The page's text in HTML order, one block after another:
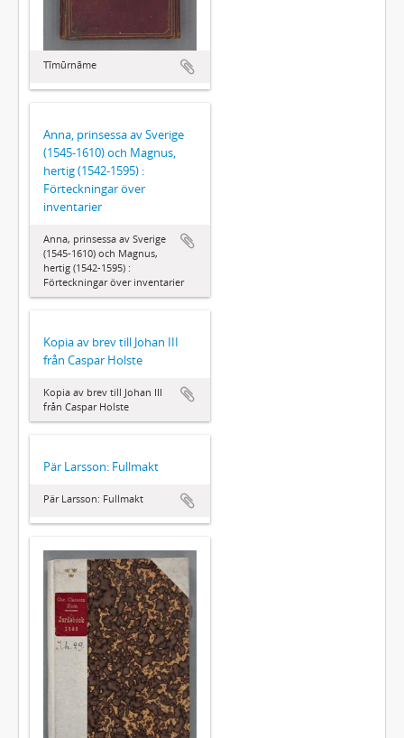
Tīmūrnāme
Anna, prinsessa av Sverige
(1545-1610) och Magnus,
hertig (1542-1595) :
Förteckningar över
inventarier
Anna, prinsessa av Sverige
(1545-1610) och Magnus,
hertig (1542-1595) :
Förteckningar över inventarier
Kopia av brev till Johan III
från Caspar Holste
Kopia av brev till Johan III
från Caspar Holste
Pär Larsson: Fullmakt
Pär Larsson: Fullmakt